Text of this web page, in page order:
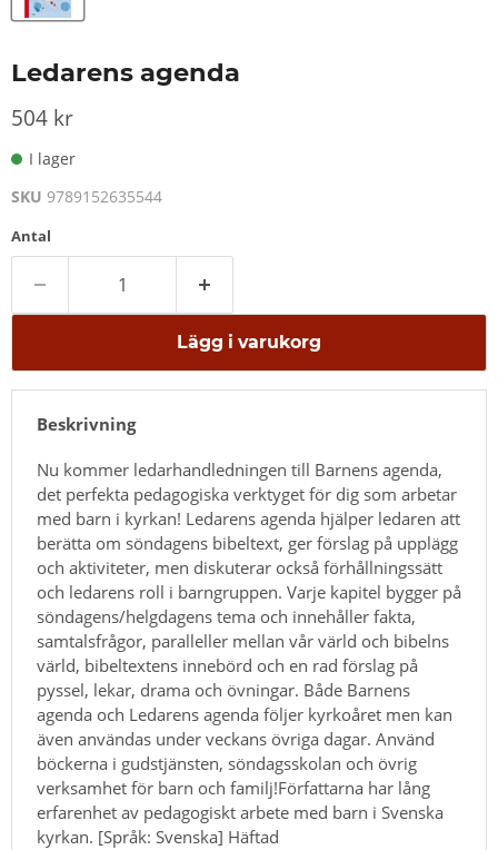
Ledarens agenda
504 kr
I lager
SKU 9789152635544
Antal
Lägg i varukorg
Beskrivning
Nu kommer ledarhandledningen till Barnens agenda,
det perfekta pedagogiska verktyget för dig som arbetar
med barn i kyrkan! Ledarens agenda hjälper ledaren att
berätta om söndagens bibeltext, ger förslag på upplägg
och aktiviteter, men diskuterar också förhållningssätt
och ledarens roll i barngruppen. Varje kapitel bygger på
söndagens/helgdagens tema och innehåller fakta,
samtalsfrågor, paralleller mellan vår värld och bibelns
värld, bibeltextens innebörd och en rad förslag på
pyssel, lekar, drama och övningar. Både Barnens
agenda och Ledarens agenda följer kyrkoåret men kan
även användas under veckans övriga dagar. Använd
böckerna i gudstjänsten, söndagsskolan och övrig
verksamhet för barn och familj!Författarna har lång
erfarenhet av pedagogiskt arbete med barn i Svenska
kyrkan. [Språk: Svenska] Häftad